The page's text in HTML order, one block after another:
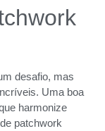
desafio, mas
Uma boa
harmonize
patchwork